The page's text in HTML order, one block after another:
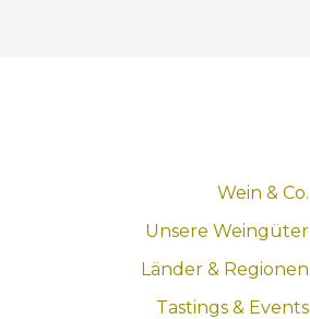
Wein & Co.
Unsere Weingüter
Länder & Regionen
Tastings & Events